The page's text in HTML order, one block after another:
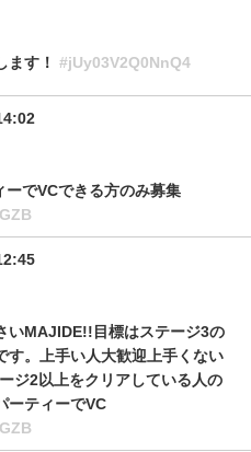
ます！ #jUy03V2Q0NnQ4
ーでVCできる方のみ募集
いMAJIDE!!目標はステージ3の
す。上手い人大歓迎上手くない
ジ2以上をクリアしている人の
ーティーでVC